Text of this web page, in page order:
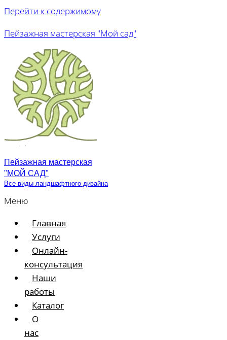
Перейти к содержимому
Пейзажная мастерская "Мой сад"
Пейзажная мастерская
"МОЙ САД"
Все виды ландшафтного дизайна
Меню
Главная
Услуги
Онлайн-
консультация
Наши
работы
Каталог
О
нас